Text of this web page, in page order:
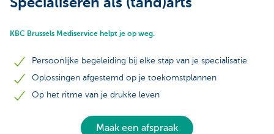
KBC Brussels Mediservice helpt je op weg.
Persoonlijke begeleiding bij elke stap van je specialisatie
Oplossingen afgestemd op je toekomstplannen
Op het ritme van je drukke leven
Maak een afspraak